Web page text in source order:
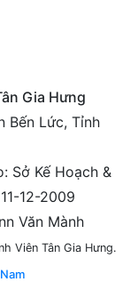
Gia Hưng
Bến Lức, Tỉnh
Sở Kế Hoạch &
12-2009
Văn Mành
Viên Tân Gia Hưng.